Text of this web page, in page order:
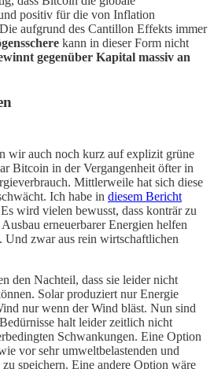
positiv für die von Inflation
aufgrund des Cantillon Effekts immer
kann in dieser Form nicht
gegenüber Kapital massiv an
wir auch noch kurz auf explizit grüne
Bitcoin in der Vergangenheit öfter in
Mittlerweile hat sich diese
Ich habe in diesem Bericht
wird vielen bewusst, dass konträr zu
erneuerbarer Energien helfen
zwar aus rein wirtschaftlichen
den Nachteil, dass sie leider nicht
Solar produziert nur Energie
nur wenn der Wind bläst. Nun sind
halt leider zeitlich nicht
Schwankungen. Eine Option
vor sehr umweltbelastenden und
speichern. Eine andere Option wäre